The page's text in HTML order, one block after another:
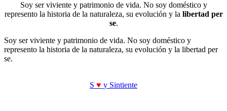
Soy ser viviente y patrimonio de vida. No soy doméstico y
represento la historia de la naturaleza, su evolución y la libertad per
se.
Soy ser viviente y patrimonio de vida. No soy doméstico y
represento la historia de la naturaleza, su evolución y la libertad per
se.
S ♥ y Sintiente